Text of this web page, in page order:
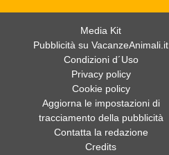
Media Kit
Pubblicità su VacanzeAnimali.it
Condizioni d´Uso
Privacy policy
Cookie policy
Aggiorna le impostazioni di
tracciamento della pubblicità
Contatta la redazione
Credits